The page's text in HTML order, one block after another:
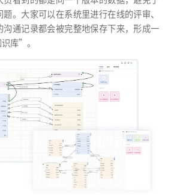
。大家可以在系统里进行在线的评审、
通记录都会被完整地保存下来，形成一
库”。